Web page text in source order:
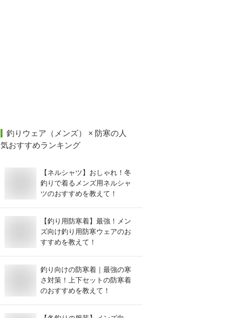
釣りウェア（メンズ） × 防寒の人
気おすすめランキング
【ネルシャツ】おしゃれ！冬
釣りで着るメンズ用ネルシャ
ツのおすすめを教えて！
【釣り用防寒着】最強！メン
ズ向け釣り用防寒ウェアのお
すすめを教えて！
釣り向けの防寒着｜最強の寒
さ対策！上下セットの防寒着
のおすすめを教えて！